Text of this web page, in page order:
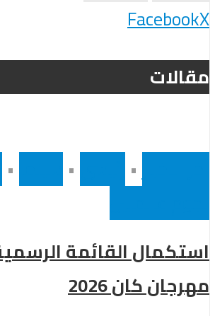
FacebookX
مقالات
•
•
•
استكمال القائمة
مهرجان كان 2026